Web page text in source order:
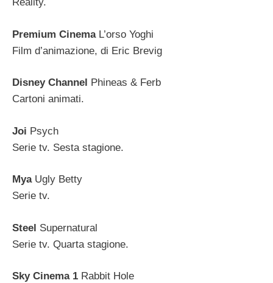
Reality.
Premium CinemaL’orso Yoghi
Film d’animazione, di Eric Brevig
Disney Channel
Phineas & Ferb
Cartoni animati.
Joi Psych
Serie tv. Sesta stagione.
Mya Ugly Betty
Serie tv.
Steel Supernatural
Serie tv. Quarta stagione.
Sky Cinema 1 Rabbit Hole